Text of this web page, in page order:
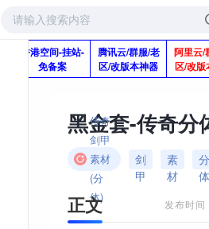
香港空间-挂站-
免备案
腾讯云/群服/老
区/改版本神器
阿里云/
区/改版
黑金套-传奇分
传奇
剑甲
素材
(分
体)
剑
甲
素
材
分
体
正文 发布时